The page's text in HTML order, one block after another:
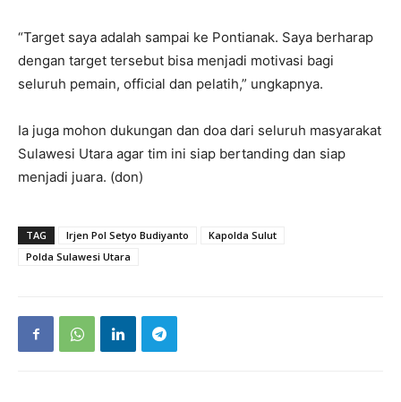
“Target saya adalah sampai ke Pontianak. Saya berharap
dengan target tersebut bisa menjadi motivasi bagi
seluruh pemain, official dan pelatih,” ungkapnya.
Ia juga mohon dukungan dan doa dari seluruh masyarakat
Sulawesi Utara agar tim ini siap bertanding dan siap
menjadi juara. (don)
TAG Irjen Pol Setyo Budiyanto
Kapolda Sulut
Polda Sulawesi Utara